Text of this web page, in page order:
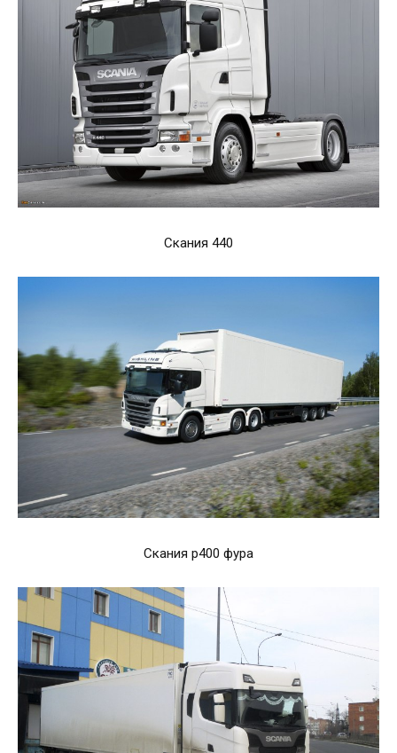
Скания 440
Скания p400 фура